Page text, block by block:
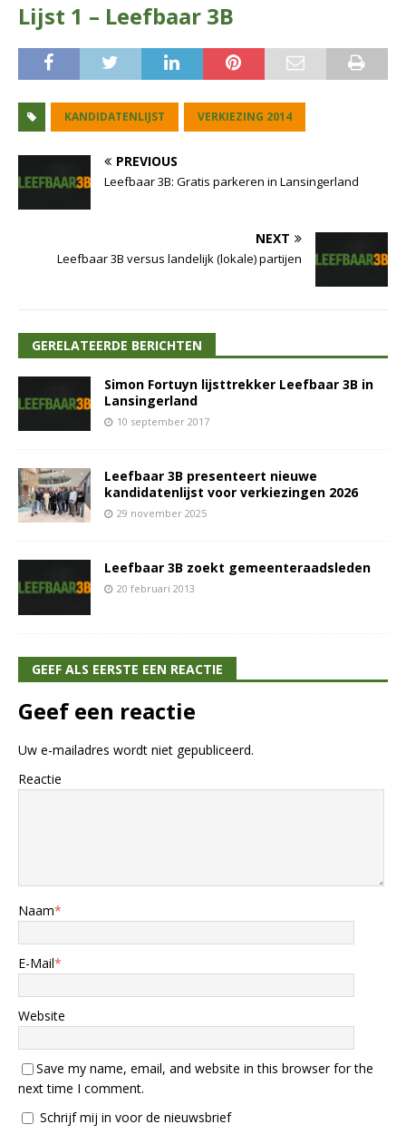
Lijst 1 – Leefbaar 3B
KANDIDATENLIJST VERKIEZING 2014
PREVIOUS
Leefbaar 3B: Gratis parkeren in Lansingerland
NEXT
Leefbaar 3B versus landelijk (lokale) partijen
GERELATEERDE BERICHTEN
Simon Fortuyn lijsttrekker Leefbaar 3B in
Lansingerland
10 september 2017
Leefbaar 3B presenteert nieuwe
kandidatenlijst voor verkiezingen 2026
29 november 2025
Leefbaar 3B zoekt gemeenteraadsleden
20 februari 2013
GEEF ALS EERSTE EEN REACTIE
Geef een reactie
Uw e-mailadres wordt niet gepubliceerd.
Reactie
Naam*
E-Mail*
Website
Save my name, email, and website in this browser for the
next time I comment.
Schrijf mij in voor de nieuwsbrief